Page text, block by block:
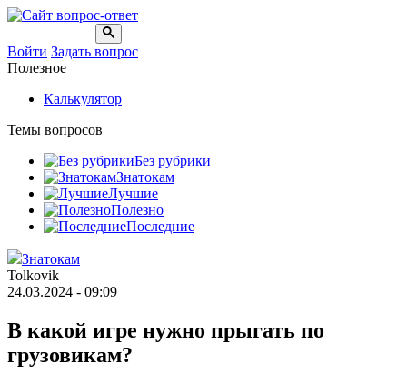
Войти Задать вопрос
Полезное
Калькулятор
Темы вопросов
Без рубрики
Знатокам
Лучшие
Полезно
Последние
Знатокам
Tolkovik
24.03.2024 - 09:09
В какой игре нужно прыгать по
грузовикам?